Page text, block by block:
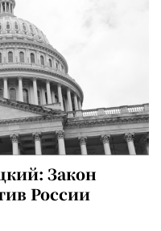
Закон
России